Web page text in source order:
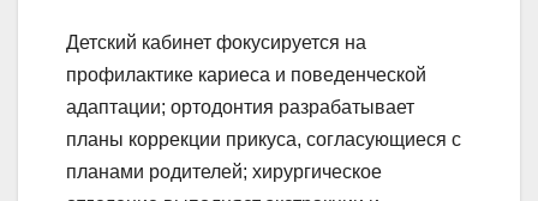
Детский кабинет фокусируется на
профилактике кариеса и поведенческой
адаптации; ортодонтия разрабатывает
планы коррекции прикуса, согласующиеся с
планами родителей; хирургическое